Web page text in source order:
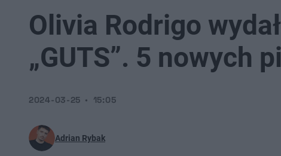
Olivia Rodrigo
„GUTS”. 5 nowych
Adrian Rybak
2024-03-25 15:05